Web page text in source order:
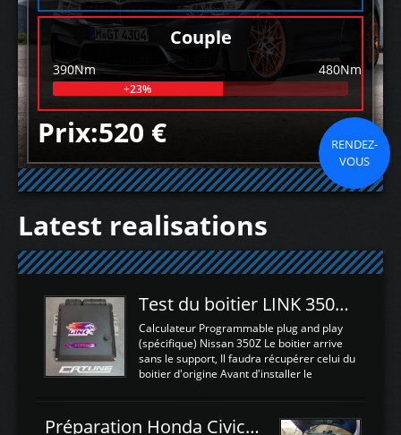
Couple
390Nm 480Nm
+23%
Prix:520 €
RENDEZ-
VOUS
Latest realisations
Test du boitier LINK 350Z Plugin ECU
Calculateur Programmable plug and play
(spécifique) Nissan 350Z Le boitier arrive
sans le support, Il faudra récupérer celui du
boitier d'origine Avant d'installer le
d'envoyer l'information de la large bande
Préparation Honda Civic Type R FK2